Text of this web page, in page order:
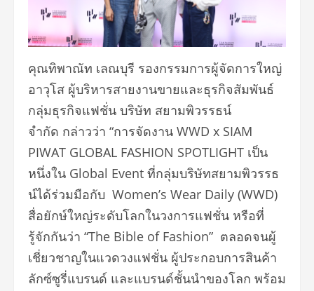
คุณทิพาณัท เลณบุรี รองกรรมการผู้จัดการใหญ่
อาวุโส ผู้บริหารสายงานขายและธุรกิจสัมพันธ์
กลุ่มธุรกิจแฟชั่น บริษัท สยามพิวรรธน์
จำกัด กล่าวว่า “การจัดงาน WWD x SIAM
PIWAT GLOBAL FASHION SPOTLIGHT เป็น
หนึ่งใน Global Event ที่กลุ่มบริษัทสยามพิวรรธ
น์ได้ร่วมมือกับ Women’s Wear Daily (WWD)
สื่อยักษ์ใหญ่ระดับโลกในวงการแฟชั่น หรือที่
รู้จักกันว่า “The Bible of Fashion” ตลอดจนผู้
เชี่ยวชาญในแวดวงแฟชั่น ผู้ประกอบการสินค้า
ลักซ์ซูรี่แบรนด์ และแบรนด์ชั้นนำของโลก พร้อม